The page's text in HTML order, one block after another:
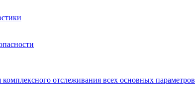
отслеживания всех основных параметров